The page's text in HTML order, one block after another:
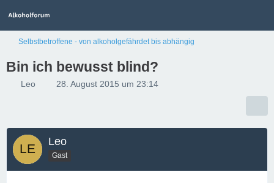
Selbstbetroffene - von alkoholgefährdet bis abhängig
Bin ich bewusst blind?
Leo 28. August 2015 um 23:14
Leo
Gast